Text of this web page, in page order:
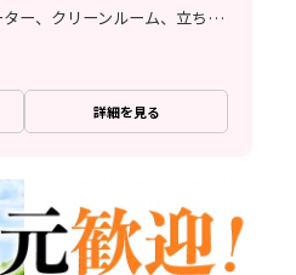
検査、マシンオペレーター、クリーンルーム、立ち作業
詳細を見る